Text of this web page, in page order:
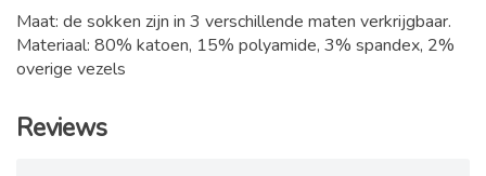
Maat: de sokken zijn in 3 verschillende maten verkrijgbaar.
Materiaal: 80% katoen, 15% polyamide, 3% spandex, 2%
overige vezels
Reviews